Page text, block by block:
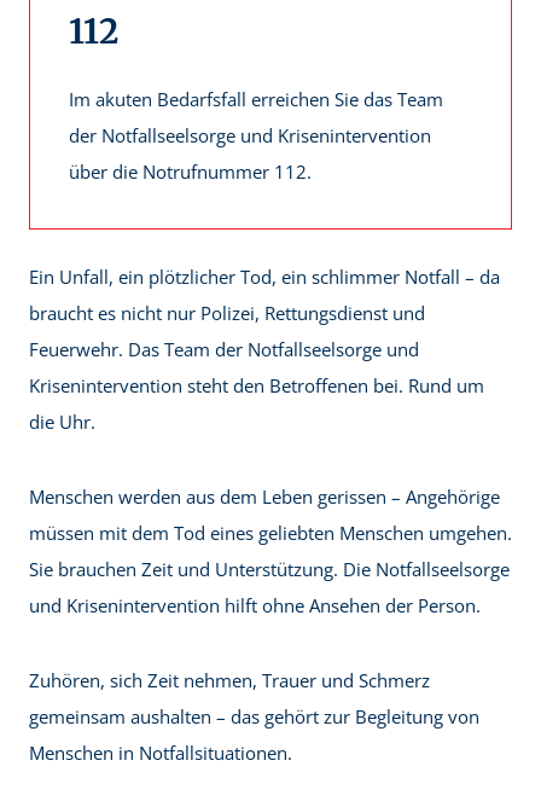
112
Im akuten Bedarfsfall erreichen Sie das Team
der Notfallseelsorge und Krisenintervention
über die Notrufnummer 112.
Ein Unfall, ein plötzlicher Tod, ein schlimmer Notfall – da
braucht es nicht nur Polizei, Rettungsdienst und
Feuerwehr. Das Team der Notfallseelsorge und
Krisenintervention steht den Betroffenen bei. Rund um
die Uhr.
Menschen werden aus dem Leben gerissen – Angehörige
müssen mit dem Tod eines geliebten Menschen umgehen.
Sie brauchen Zeit und Unterstützung. Die Notfallseelsorge
und Krisenintervention hilft ohne Ansehen der Person.
Zuhören, sich Zeit nehmen, Trauer und Schmerz
gemeinsam aushalten – das gehört zur Begleitung von
Menschen in Notfallsituationen.